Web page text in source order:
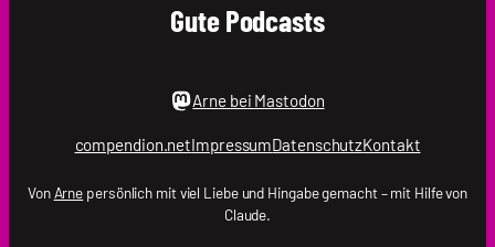
Gute Podcasts
Arne bei Mastodon
compendion.netImpressumDatenschutzKontakt
VonArne persönlich mit viel Liebe und Hingabe gemacht – mit Hilfe von
Claude.